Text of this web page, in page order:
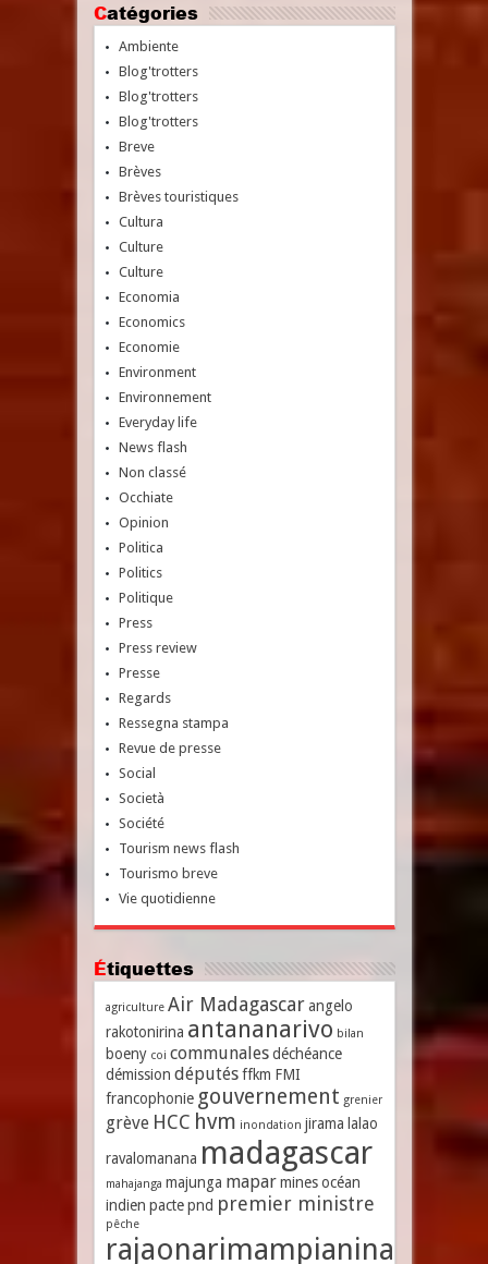
Catégories
Ambiente
Blog'trotters
Blog'trotters
Blog'trotters
Breve
Brèves
Brèves touristiques
Cultura
Culture
Culture
Economia
Economics
Economie
Environment
Environnement
Everyday life
News flash
Non classé
Occhiate
Opinion
Politica
Politics
Politique
Press
Press review
Presse
Regards
Ressegna stampa
Revue de presse
Social
Società
Société
Tourism news flash
Tourismo breve
Vie quotidienne
Étiquettes
agriculture Air Madagascar angelo
rakotonirina antananarivo bilan
boeny coi communales déchéance
démission députés ffkm FMI
francophonie gouvernement grenier
grève HCC hvm inondation jirama lalao
ravalomanana madagascar
mahajanga majunga mapar mines océan
indien pacte pnd premier ministre
pêche
rajaonarimampianina